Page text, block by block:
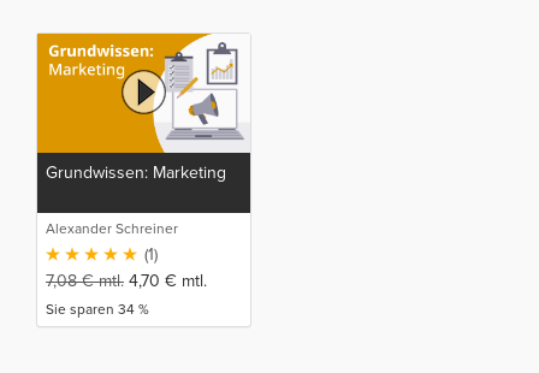
Grundwissen: Marketing
Alexander Schreiner
(1)
7,08€mtl. 4,70 € mtl.
Sie sparen 34 %